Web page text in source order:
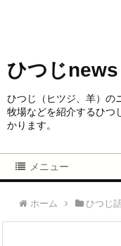
ひつじnews
ひつじ（ヒツジ、羊）の
牧場などを紹介するひつ
かります。
メニュー
ホーム ひつじ話